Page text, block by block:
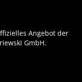
Angebot der
GmbH.